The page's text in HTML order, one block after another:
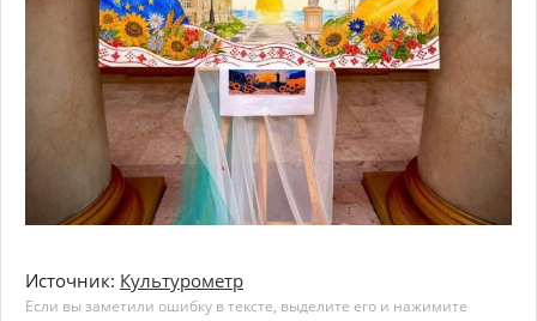
Источник: Культурометр
Если вы заметили ошибку в тексте, выделите его и нажимите